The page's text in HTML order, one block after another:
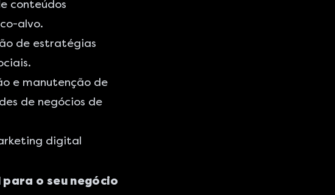
conteúdos
alvo.
de estratégias
.
e manutenção de
de negócios de
digital
o seu negócio